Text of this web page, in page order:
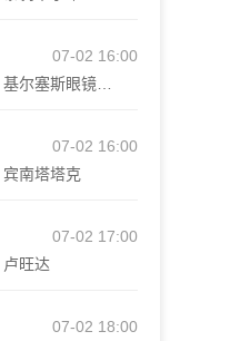
07-02 16:00
07-02 16:00
宾南塔塔克
07-02 17:00
卢旺达
07-02 18:00